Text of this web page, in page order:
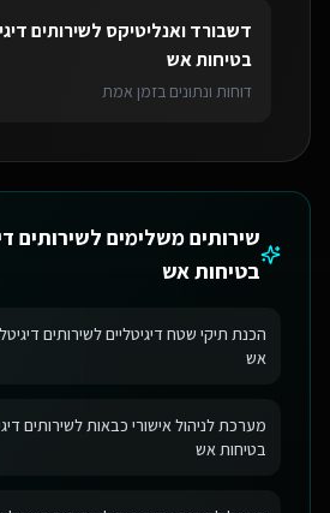
דשבורד ואנליטיקס לשירותים
בטיחות אש
דוחות ונתונים בזמן אמת
שירותים משלימים לשירותים
בטיחות אש
הכנת תיקי שטח דיגיטליים לשירותים
אש
מערכת לניהול אישורי כבאות לשירותים
בטיחות אש